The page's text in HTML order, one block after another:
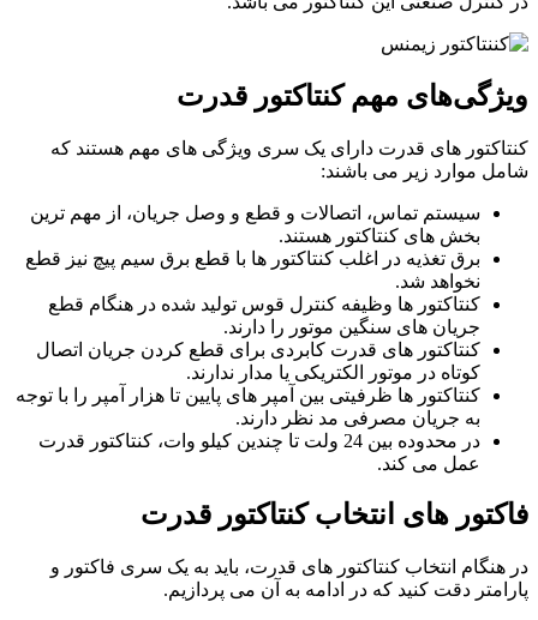
ویژگی‌های مهم کنتاکتور قدرت
کنتاکتور های قدرت دارای یک سری ویژگی های مهم هستند که
شامل موارد زیر می باشند:
سیستم تماس، اتصالات و قطع و وصل جریان، از مهم ترین
بخش های کنتاکتور هستند.
برق تغذیه در اغلب کنتاکتور ها با قطع برق سیم پیچ نیز قطع
نخواهد شد.
کنتاکتور ها وظیفه کنترل قوس تولید شده در هنگام قطع
جریان های سنگین موتور را دارند.
کنتاکتور های قدرت کابردی برای قطع کردن جریان اتصال
کوتاه در موتور الکتریکی یا مدار ندارند.
کنتاکتور ها ظرفیتی بین آمپر های پایین تا هزار آمپر را با توجه
به جریان مصرفی مد نظر دارند.
در محدوده بین 24 ولت تا چندین کیلو وات، کنتاکتور قدرت
عمل می کند.
فاکتور های انتخاب کنتاکتور قدرت
در هنگام انتخاب کنتاکتور های قدرت، باید به یک سری فاکتور و
پارامتر دقت کنید که در ادامه به آن می پردازیم.